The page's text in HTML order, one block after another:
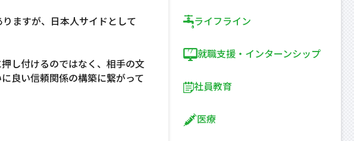
ますが、日本人サイドとして
し付けるのではなく、相手の文
良い信頼関係の構築に繋がって
ライフライン
就職支援・インターンシップ
社員教育
医療